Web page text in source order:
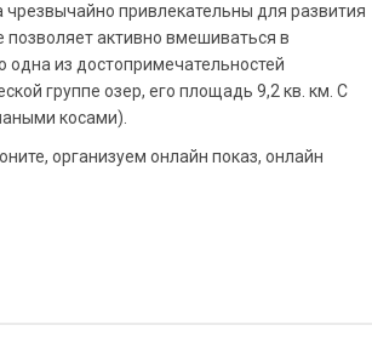
привлекательны для развития
позволяет активно вмешиваться в
одна из достопримечательностей
группе озер, его площадь 9,2 кв. км. С
косами).
организуем онлайн показ, онлайн